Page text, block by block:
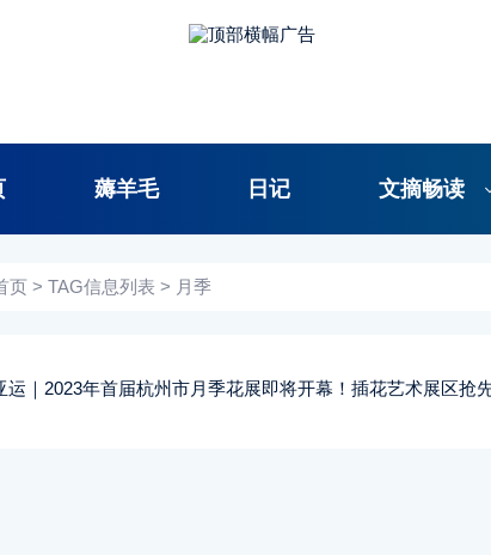
薅羊毛 日记 文摘畅读
页 > TAG信息列表 > 月季
运｜2023年首届杭州市月季花展即将开幕！插花艺术展区抢